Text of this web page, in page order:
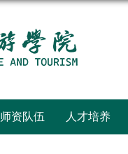
师资队伍 人才培养